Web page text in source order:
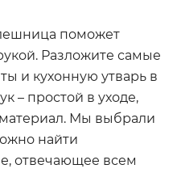
поможет
Разложите самые
и кухонную утварь в
– простой в уходе,
Мы выбрали
найти
отвечающее всем